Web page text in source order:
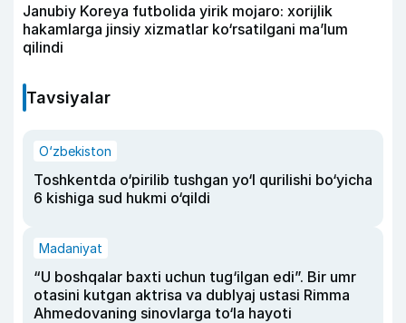
Janubiy Koreya futbolida yirik mojaro: xorijlik
hakamlarga jinsiy xizmatlar ko‘rsatilgani ma’lum
qilindi
Tavsiyalar
O‘zbekiston
Toshkentda o‘pirilib tushgan yo‘l qurilishi bo‘yicha
6 kishiga sud hukmi o‘qildi
Madaniyat
“U boshqalar baxti uchun tug‘ilgan edi”. Bir umr
otasini kutgan aktrisa va dublyaj ustasi Rimma
Ahmedovaning sinovlarga to‘la hayoti